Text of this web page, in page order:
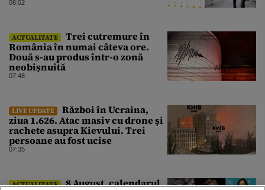
potrivit meteorologilor
08:02
ACTUALITATE
Trei cutremure în
România în numai câteva ore.
Două s-au produs într-o zonă
neobișnuită
07:48
LIVE UPDATE
Război în Ucraina,
ziua 1.626. Atac masiv cu drone și
rachete asupra Kievului. Trei
persoane au fost ucise
07:35
ACTUALITATE
8 August, calendarul